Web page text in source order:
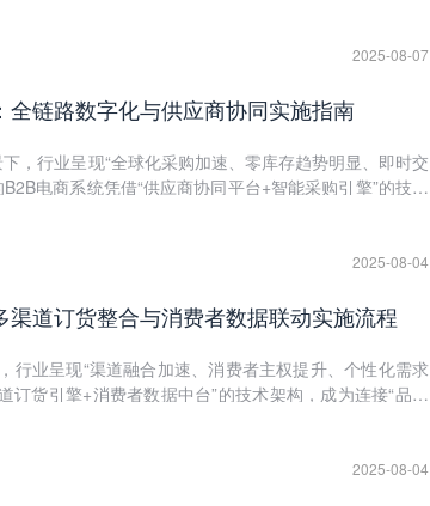
2025-08-07
链路数字化与供应商协同实施指南
，行业呈现“全球化采购加速、零库存趋势明显、即时交
电商系统凭借“供应商协同平台+智能采购引擎”的技术
2025-08-04
道订货整合与消费者数据联动实施流程
行业呈现“渠道融合加速、消费者主权提升、个性化需求
订货引擎+消费者数据中台”的技术架构，成为连接“品牌
2025-08-04